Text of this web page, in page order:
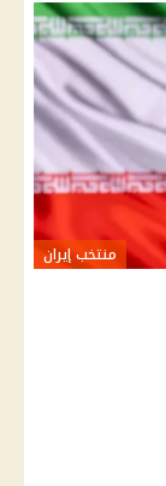
منتخب إيران